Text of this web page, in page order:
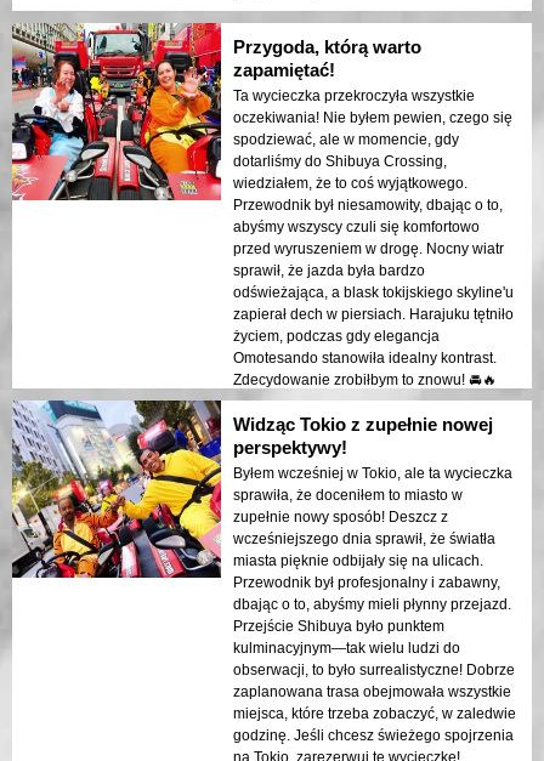
Przygoda, którą warto
zapamiętać!
Ta wycieczka przekroczyła wszystkie
oczekiwania! Nie byłem pewien, czego się
spodziewać, ale w momencie, gdy
dotarliśmy do Shibuya Crossing,
wiedziałem, że to coś wyjątkowego.
Przewodnik był niesamowity, dbając o to,
abyśmy wszyscy czuli się komfortowo
przed wyruszeniem w drogę. Nocny wiatr
sprawił, że jazda była bardzo
odświeżająca, a blask tokijskiego skyline'u
zapierał dech w piersiach. Harajuku tętniło
życiem, podczas gdy elegancja
Omotesando stanowiła idealny kontrast.
Zdecydowanie zrobiłbym to znowu! 🚘🔥
Widząc Tokio z zupełnie nowej
perspektywy!
Byłem wcześniej w Tokio, ale ta wycieczka
sprawiła, że doceniłem to miasto w
zupełnie nowy sposób! Deszcz z
wcześniejszego dnia sprawił, że światła
miasta pięknie odbijały się na ulicach.
Przewodnik był profesjonalny i zabawny,
dbając o to, abyśmy mieli płynny przejazd.
Przejście Shibuya było punktem
kulminacyjnym—tak wielu ludzi do
obserwacji, to było surrealistyczne! Dobrze
zaplanowana trasa obejmowała wszystkie
miejsca, które trzeba zobaczyć, w zaledwie
godzinę. Jeśli chcesz świeżego spojrzenia